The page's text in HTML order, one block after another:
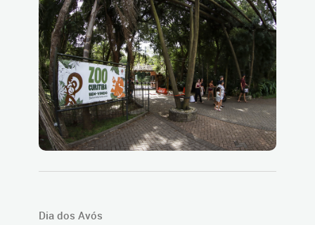
Dia dos Avós